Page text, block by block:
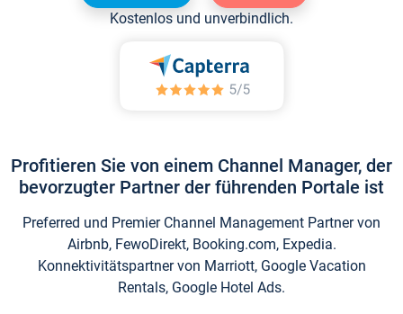
Kostenlos und unverbindlich.
Profitieren Sie von einem Channel Manager, der
bevorzugter Partner der führenden Portale ist
Preferred und Premier Channel Management Partner von
Airbnb, FewoDirekt, Booking.com, Expedia.
Konnektivitätspartner von Marriott, Google Vacation
Rentals, Google Hotel Ads.